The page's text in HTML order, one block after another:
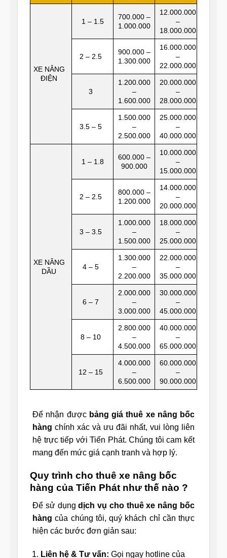
XE NÂNG
ĐIỆN
1 – 1.5
700.000 –
1.000.000
12.000.000
–
18.000.000
2 – 2.5
900.000 –
1.300.000
16.000.000
–
22.000.000
3
1.200.000
–
1.600.000
20.000.000
–
28.000.000
3.5 – 5
1.500.000
–
2.500.000
25.000.000
–
40.000.000
XE NÂNG
DẦU
1 – 1.8
600.000 –
900.000
10.000.000
–
15.000.000
2 – 2.5
800.000 –
1.200.000
14.000.000
–
20.000.000
3 – 3.5
1.000.000
–
1.500.000
18.000.000
–
25.000.000
4 – 5
1.300.000
–
2.200.000
22.000.000
–
35.000.000
6 – 7
2.000.000
–
3.000.000
30.000.000
–
45.000.000
8 – 10
2.800.000
–
4.500.000
40.000.000
–
65.000.000
12 – 15
4.000.000
–
6.500.000
60.000.000
–
90.000.000
Để nhận được bảng giá thuê xe nâng bốc
hàng chính xác và ưu đãi nhất, vui lòng liên
hệ trực tiếp với Tiến Phát. Chúng tôi cam kết
mang đến mức giá cạnh tranh và hợp lý.
Quy trình cho thuê xe nâng bốc
hàng của Tiến Phát như thế nào ?
Để sử dụngdịch vụ cho thuê xe nâng bốc
hàng của chúng tôi, quý khách chỉ cần thực
hiện các bước đơn giản sau:
Liên hệ & Tư vấn: Gọi ngay hotline của